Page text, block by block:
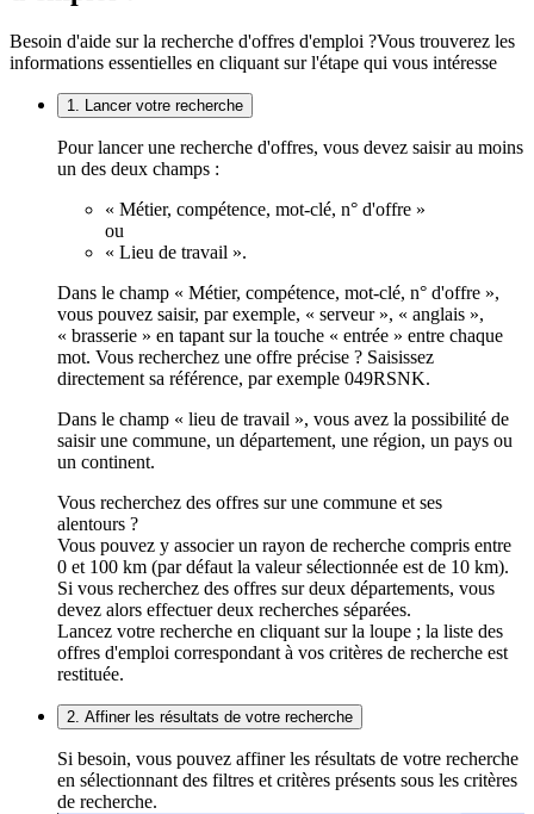
Besoin d'aide sur la recherche d'offres d'emploi ?Vous trouverez les
informations essentielles en cliquant sur l'étape qui vous intéresse
1. Lancer votre recherche
Pour lancer une recherche d'offres, vous devez saisir au moins
un des deux champs :
« Métier, compétence, mot-clé, n° d'offre »
ou
« Lieu de travail ».
Dans le champ « Métier, compétence, mot-clé, n° d'offre »,
vous pouvez saisir, par exemple, « serveur », « anglais »,
« brasserie » en tapant sur la touche « entrée » entre chaque
mot. Vous recherchez une offre précise ? Saisissez
directement sa référence, par exemple 049RSNK.
Dans le champ « lieu de travail », vous avez la possibilité de
saisir une commune, un département, une région, un pays ou
un continent.
Vous recherchez des offres sur une commune et ses
alentours ?
Vous pouvez y associer un rayon de recherche compris entre
0 et 100 km (par défaut la valeur sélectionnée est de 10 km).
Si vous recherchez des offres sur deux départements, vous
devez alors effectuer deux recherches séparées.
Lancez votre recherche en cliquant sur la loupe ; la liste des
offres d'emploi correspondant à vos critères de recherche est
restituée.
2. Affiner les résultats de votre recherche
Si besoin, vous pouvez affiner les résultats de votre recherche
en sélectionnant des filtres et critères présents sous les critères
de recherche.